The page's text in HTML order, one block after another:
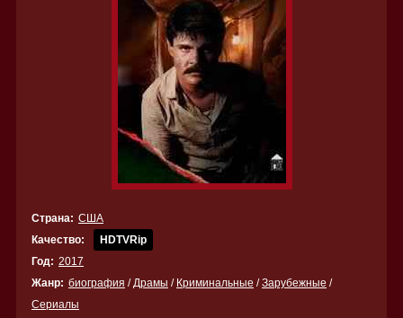
Страна: США
Качество:
HDTVRip
Год: 2017
Жанр: биография /Драмы / Криминальные /Зарубежные /
Сериалы